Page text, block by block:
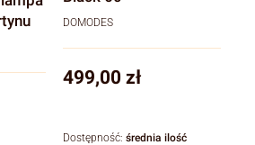
DOMODES
Cena
499,00 zł
Dostępność: średnia ilość